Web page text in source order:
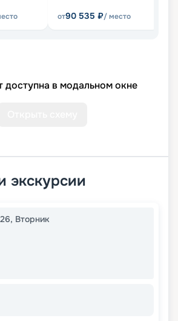
от90 535 ₽/ место
доступна в модальном окне
экскурсии
, Вторник